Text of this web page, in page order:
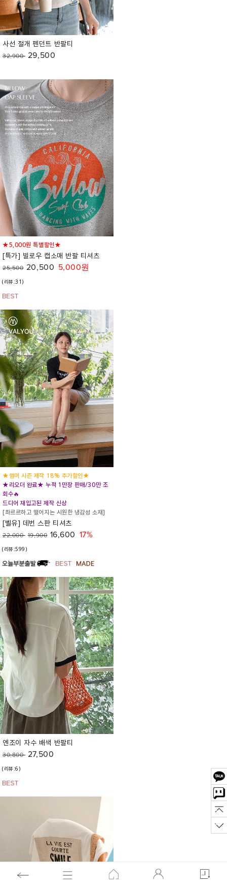
사선 절개 펜던트 반팔티
32,900 29,500
★5,000원 특별할인★
[특가] 빌로우 캡소매 반팔 티셔츠
25,500 20,500 5,000원
(리뷰:31)
★썸머 시즌 제작 18% 추가할인★
★리오더 완료★ 누적 1만장 판매/30만 조
회수🔥
드디어 재입고된 제작 신상
[촤르르하고 떨어지는 시원한 냉감성 소재]
[벨유] 데번 스판 티셔츠
22,000 19,900 16,600 17%
(리뷰:599)
엔조이 자수 배색 반팔티
30,800 27,500
(리뷰:6)